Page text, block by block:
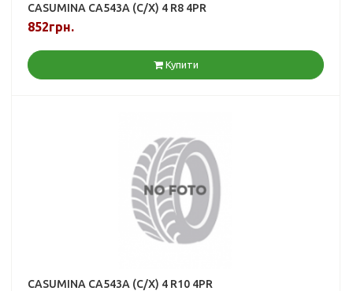
CASUMINA CA543A (С/Х) 4 R8 4PR
852грн.
Купити
CASUMINA CA543A (С/Х) 4 R10 4PR